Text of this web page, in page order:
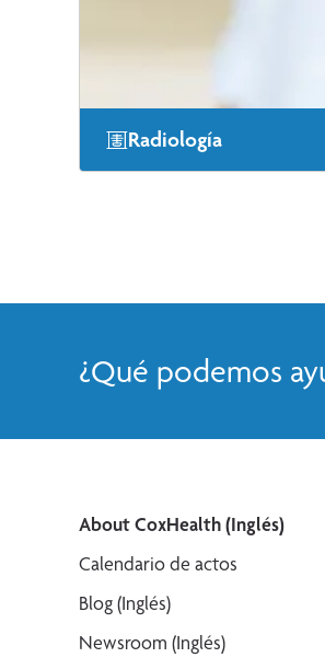
Radiología
¿Qué podemos
About CoxHealth (Inglés)
Calendario de actos
Blog (Inglés)
Newsroom (Inglés)